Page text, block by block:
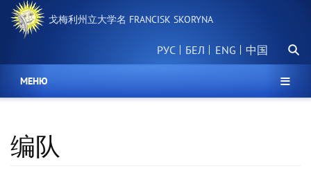
要
戈梅利州立大学名 FRANCISK SKORYNA
РУС БЕЛ 中国
搜
МЕНЮ
编队